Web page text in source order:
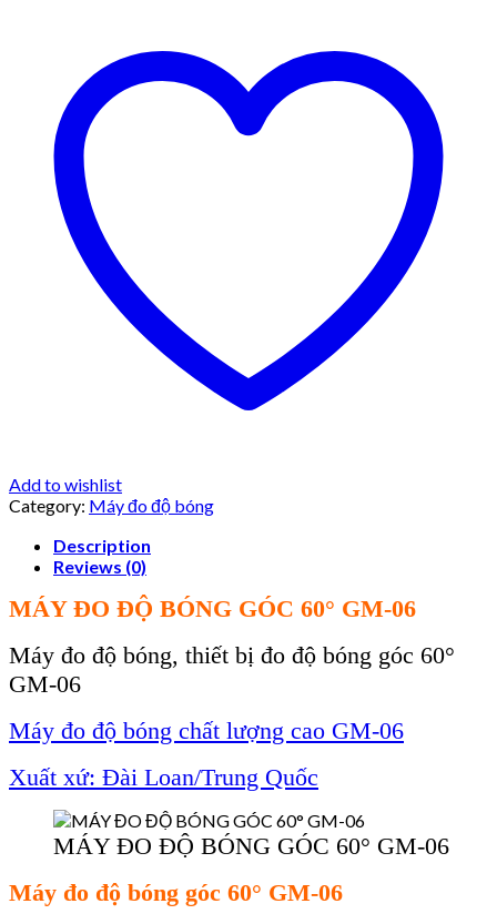
Add to wishlist
Category: Máy đo độ bóng
Description
Reviews (0)
MÁY ĐO ĐỘ BÓNG GÓC 60° GM-06
Máy đo độ bóng, thiết bị đo độ bóng góc 60°
GM-06
Máy đo độ bóng chất lượng cao GM-06
Xuất xứ: Đài Loan/Trung Quốc
MÁY ĐO ĐỘ BÓNG GÓC 60° GM-06
Máy đo độ bóng góc 60° GM-06